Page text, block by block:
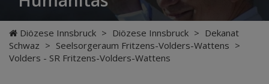
Diözese Innsbruck > Diözese Innsbruck > Dekanat
Schwaz > Seelsorgeraum Fritzens-Volders-Wattens >
Volders - SR Fritzens-Volders-Wattens